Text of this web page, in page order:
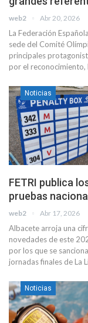
web2 Abr 20, 2026
La Federación
sede del Comité
principales
por el
Noticias
FETRI publica
pruebas
web2 Abr 17, 2026
Albacete arroja una
novedades de este
por los que se
jornadas finales de La
Noticias